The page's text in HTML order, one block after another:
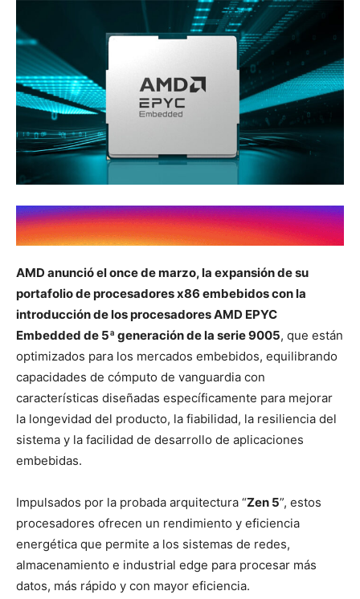
AMD anunció el once de marzo, la expansión de su
portafolio de procesadores x86 embebidos con la
introducción de los procesadores AMD EPYC
Embedded de 5ª generación de la serie 9005, que están
optimizados para los mercados embebidos, equilibrando
capacidades de cómputo de vanguardia con
características diseñadas específicamente para mejorar
la longevidad del producto, la fiabilidad, la resiliencia del
sistema y la facilidad de desarrollo de aplicaciones
embebidas.
Impulsados por la probada arquitectura “Zen 5”, estos
procesadores ofrecen un rendimiento y eficiencia
energética que permite a los sistemas de redes,
almacenamiento e industrial edge para procesar más
datos, más rápido y con mayor eficiencia.